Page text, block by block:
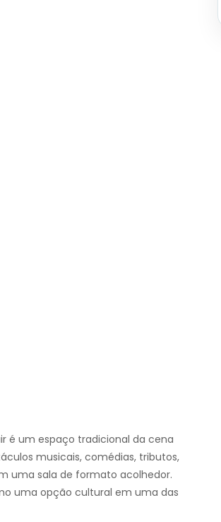
é um espaço tradicional da cena
musicais, comédias, tributos,
uma sala de formato acolhedor.
uma opção cultural em uma das